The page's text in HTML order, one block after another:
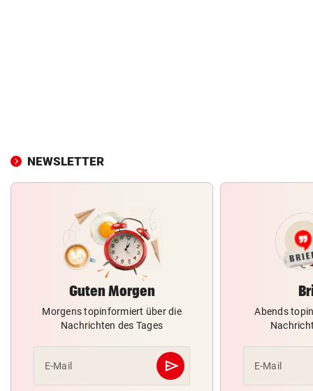
NEWSLETTER
Guten Morgen
Morgens topinformiert über die
Nachrichten des Tages
E-Mail send
Abschicken
Abends
E-Mail